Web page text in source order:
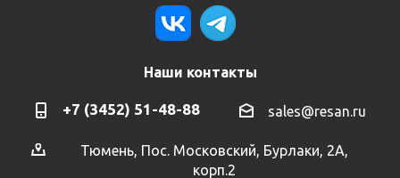
Наши контакты
+7 (3452) 51-48-88 sales@resan.ru
Тюмень, Пос. Московский, Бурлаки, 2А,
корп.2